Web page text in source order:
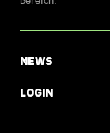
News
Login